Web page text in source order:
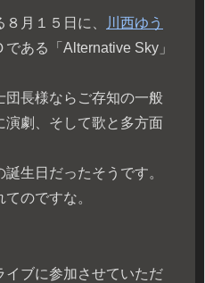
月１５日に、
川西ゆう
ある「Alternative Sky」
団長様ならご存知の一般
演劇、そして歌と多方面
生日だったそうです。
のですな。
イブに参加させていただ